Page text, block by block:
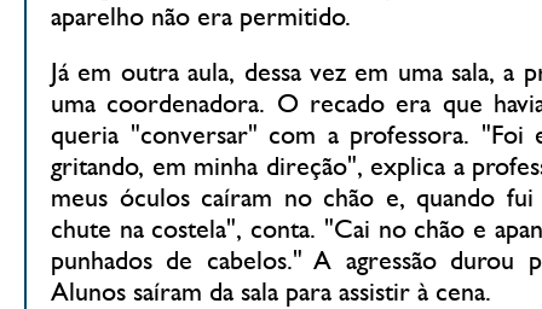
aparelho não era permitido.
Já em outra aula, dessa vez em uma sala, a
uma coordenadora. O recado era que
queria "conversar" com a professora. "Foi
gritando, em minha direção", explica a
meus óculos caíram no chão e, quando
chute na costela", conta. "Cai no chão e
punhados de cabelos." A agressão durou
Alunos saíram da sala para assistir à cena.